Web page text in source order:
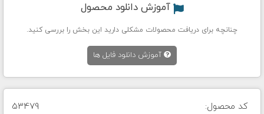
آموزش دانلود محصول
چنانچه برای دریافت محصولات مشکلی دارید این بخش را بررسی کنید.
آموزش دانلود فایل ها
کد محصول: 53479